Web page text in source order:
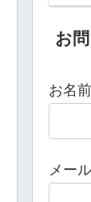
お
お名
メー